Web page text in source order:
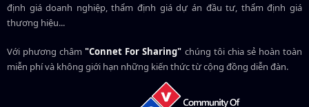
định giá doanh nghiệp, thẩm định giá dự án đầu tư, thẩm định giá
thương hiệu...
Với phương châm"Connet For Sharing" chúng tôi chia sẻ hoàn toàn
miễn phí và không giới hạn những kiến thức từ cộng đồng diễn đàn.